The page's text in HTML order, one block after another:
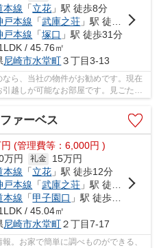
本線 「立花 」駅 徒歩8分
戸本線 「武庫之荘 」駅 徒歩16分
戸本線 「塚口 」駅 徒歩31分
/ 45.76㎡
尼崎市水堂町３丁目3-13
ら、当社の物件がお勧めです。現在
越しが可能なお部屋です。見ごたえ
ァーベス
円 (管理費等：6,000円 )
万円 礼金
15万円
本線 「立花 」駅 徒歩12分
戸本線 「武庫之荘 」駅 徒歩20分
本線 「甲子園口 」駅 徒歩27分
/ 45.04㎡
尼崎市水堂町２丁目7-17
。お家で簡単に調べものができる、